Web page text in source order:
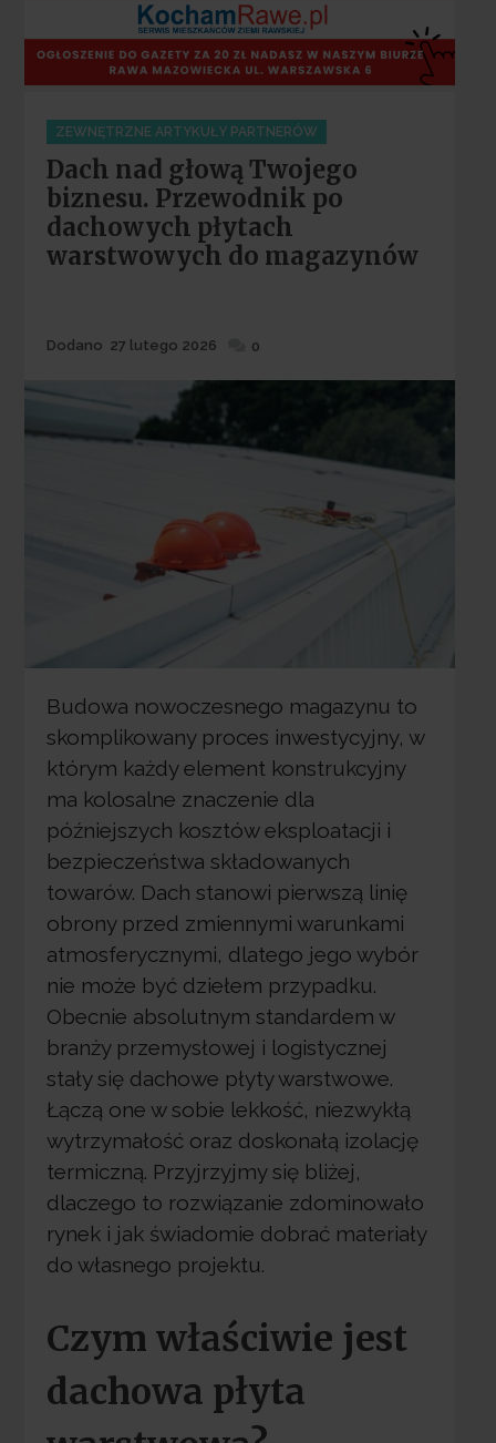
Categories
ZEWNĘTRZNE ARTYKUŁY PARTNERÓW
Dach nad głową Twojego
biznesu. Przewodnik po
dachowych płytach
warstwowych do magazynów
Dodane
Dodano 27 lutego 2026 0
Budowa nowoczesnego magazynu to
skomplikowany proces inwestycyjny, w
którym każdy element konstrukcyjny
ma kolosalne znaczenie dla
późniejszych kosztów eksploatacji i
bezpieczeństwa składowanych
towarów. Dach stanowi pierwszą linię
obrony przed zmiennymi warunkami
atmosferycznymi, dlatego jego wybór
nie może być dziełem przypadku.
Obecnie absolutnym standardem w
branży przemysłowej i logistycznej
stały się dachowe płyty warstwowe.
Łączą one w sobie lekkość, niezwykłą
wytrzymałość oraz doskonałą izolację
termiczną. Przyjrzyjmy się bliżej,
dlaczego to rozwiązanie zdominowało
rynek i jak świadomie dobrać materiały
do własnego projektu.
Czym właściwie jest
dachowa płyta